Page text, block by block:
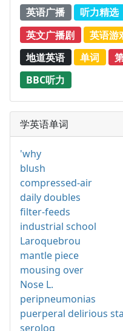
英语广播
听力精选
英文广播剧
英语游
地道英语
单词
BBC听力
学英语单词
'why
blush
compressed-air
daily doubles
filter-feeds
industrial school
Laroquebrou
mantle piece
mousing over
Nose L.
peripneumonias
puerperal delirious
serolog